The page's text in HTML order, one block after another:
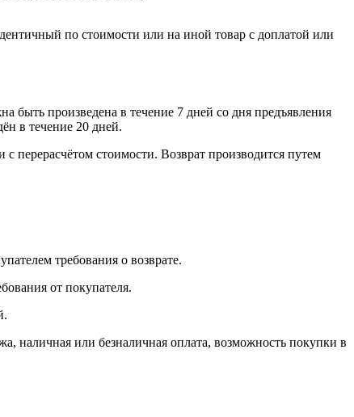
по стоимости или на иной товар с доплатой или
быть произведена в течение 7 дней со дня предъявления
в течение 20 дней.
перерасчётом стоимости. Возврат производится путем
требования о возврате.
от покупателя.
или безналичная оплата, возможность покупки в